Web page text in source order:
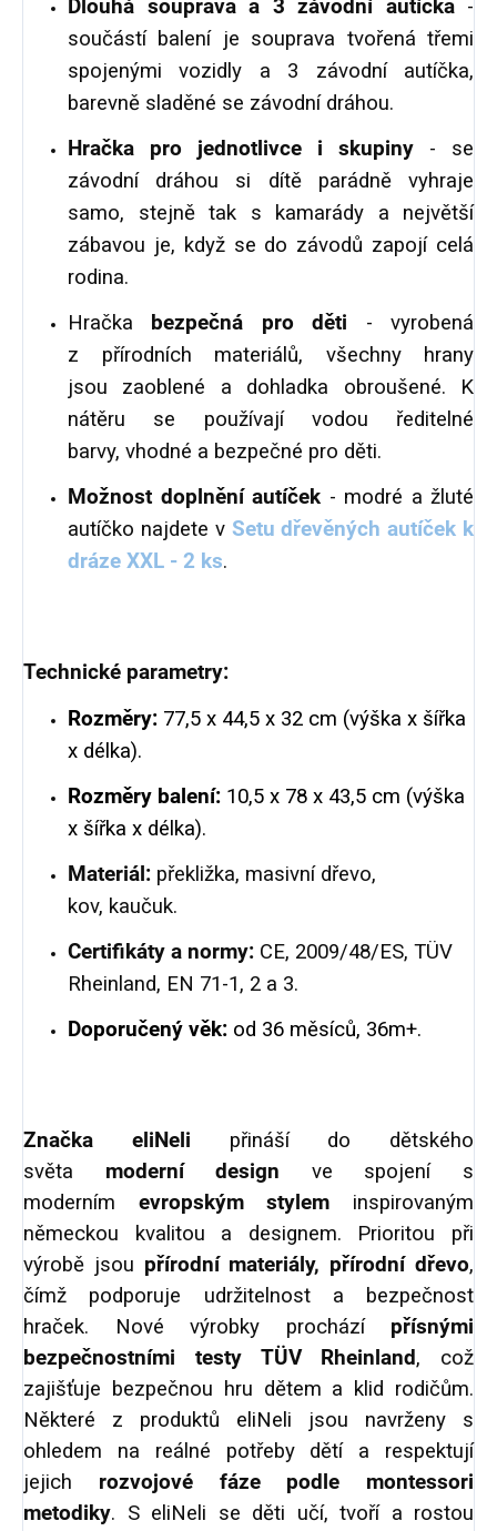
Dlouhá souprava a 3 závodní autíčka -
součástí balení je souprava tvořená třemi
spojenými vozidly a 3 závodní autíčka,
barevně sladěné se závodní dráhou.
Hračka pro jednotlivce i skupiny - se
závodní dráhou si dítě parádně vyhraje
samo, stejně tak s kamarády a největší
zábavou je, když se do závodů zapojí celá
rodina.
Hračka bezpečná pro děti - vyrobená
z
přírodních materiálů,
všechny hrany
jsou zaoblené a dohladka obroušené. K
nátěru se používají vodou ředitelné
barvy, vhodné a bezpečné pro děti.
Možnost doplnění autíček - modré a žluté
autíčko najdete v Setu dřevěných autíček k
dráze XXL - 2 ks.
Technické parametry:
Rozměry: 77,5 x 44,5 x 32 cm (výška x šířka
x délka).
Rozměry balení: 10,5 x 78 x 43,5 cm (výška
x šířka x délka).
Materiál: překližka, masivní dřevo,
kov, kaučuk.
Certifikáty a normy: CE, 2009/48/ES, TÜV
Rheinland, EN 71-1, 2 a 3.
Doporučený věk: od 36 měsíců, 36m+.
Značka eliNeli přináší do dětského
světa moderní design ve spojení s
moderním evropským stylem inspirovaným
německou kvalitou a designem. Prioritou při
výrobě jsou přírodní materiály, přírodní dřevo,
čímž podporuje udržitelnost a bezpečnost
hraček. Nové výrobky procházípřísnými
bezpečnostními testy TÜV Rheinland, což
zajišťuje bezpečnou hru dětem a klid rodičům.
Některé z produktů eliNeli jsou navrženy s
ohledem na reálné potřeby dětí a respektují
jejich rozvojové fáze podle montessori
metodiky. S eliNeli se děti učí, tvoří a rostou